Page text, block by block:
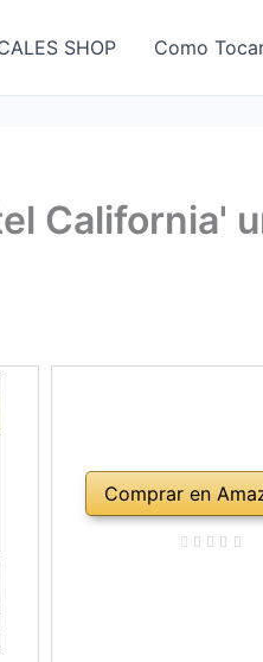
SHOP Como
California'
Comprar en